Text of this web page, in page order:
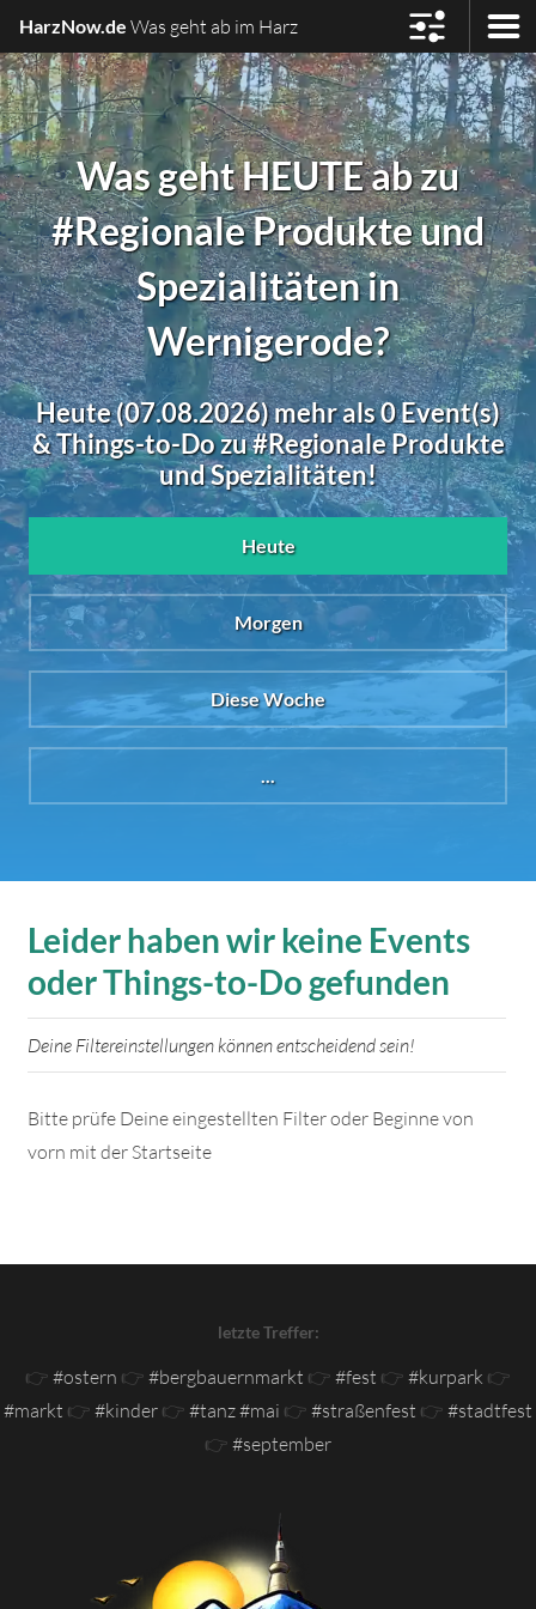
HarzNow.de Was geht ab im Harz
Was geht HEUTE ab zu
#Regionale Produkte und
Spezialitäten in
Wernigerode?
Heute (07.08.2026) mehr als 0 Event(s)
& Things-to-Do zu #Regionale Produkte
und Spezialitäten!
Heute
Morgen
Diese Woche
Leider haben wir keine Events
oder Things-to-Do gefunden
Deine Filtereinstellungen können entscheidend sein!
Bitte prüfe Deine eingestellten Filter oder Beginne von
vorn mit der Startseite
letzte Treffer:
👉 #ostern 👉 #bergbauernmarkt 👉 #fest 👉 #kurpark 👉
#markt 👉 #kinder 👉 #tanz #mai 👉 #straßenfest 👉 #stadtfest
👉 #september